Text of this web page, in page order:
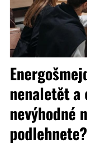
nenaletět a
nevýhodné
podlehnete?